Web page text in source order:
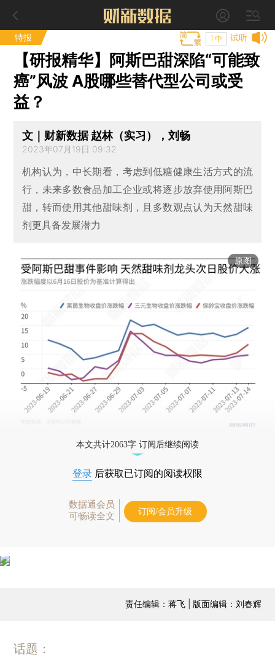
特报 试听
T中
【研报精华】阿斯巴甜深陷“可能致
癌”风波 A股哪些替代型公司或受
益？
文｜财新数据 赵林（实习），刘畅
2023年07月19日 09:32
机构认为，中长期看，考虑到低糖健康生活方式的流
行，未来多数食品加工企业或将逐步放弃使用阿斯巴
甜，转而使用其他甜味剂，且多数观点认为天然甜味
剂更具备发展潜力
原图
本文共计2063字 订阅后继续阅读
登录 后获取已订阅的阅读权限
数据通会员
可畅读全文
订阅/会员升级
责任编辑：蒋飞 | 版面编辑：刘春辉
话题：